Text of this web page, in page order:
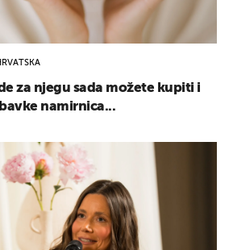
za njegu sada možete kupiti i
namirnica...